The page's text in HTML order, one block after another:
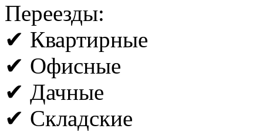
Переезды:
✔ Квартирные
✔ Офисные
✔ Дачные
✔ Складские